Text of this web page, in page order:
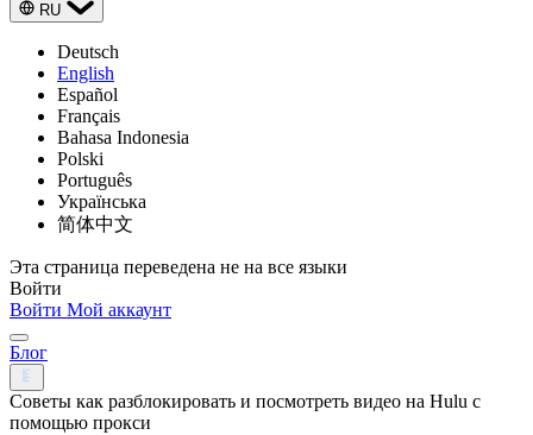
RU
Deutsch
English
Español
Français
Bahasa Indonesia
Polski
Português
Українська
简体中文
Эта страница переведена не на все языки
Войти
Войти Мой аккаунт
Блог
Советы как разблокировать и посмотреть видео на Hulu с
помощью прокси